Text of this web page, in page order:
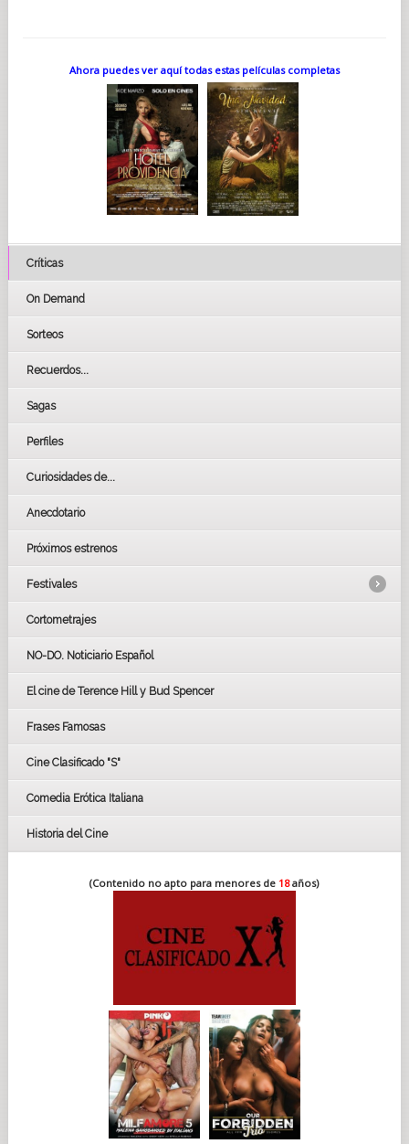
Ahora puedes ver aquí todas estas películas completas
Críticas
On Demand
Sorteos
Recuerdos...
Sagas
Perfiles
Curiosidades de...
Anecdotario
Próximos estrenos
Festivales
LOS OSCARS
GOYAS
BAFTA
Cortometrajes
NO-DO. Noticiario Español
El cine de Terence Hill y Bud Spencer
Frases Famosas
Cine Clasificado "S"
Comedia Erótica Italiana
Historia del Cine
(Contenido no apto para menores de 18años)